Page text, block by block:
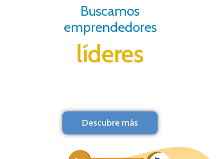
Buscamos
emprendedores
líderes
Descubre más